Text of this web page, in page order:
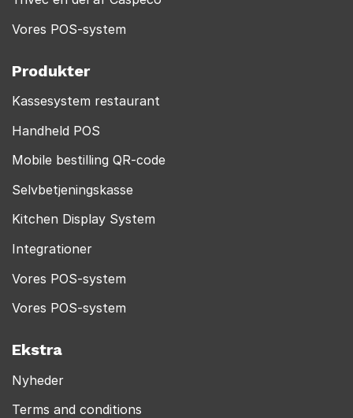
Vores POS-system
Produkter
Kassesystem restaurant
Handheld POS
Mobile bestilling QR-code
Selvbetjeningskasse
Kitchen Display System
Integrationer
Vores POS-system
Vores POS-system
Ekstra
Nyheder
Terms and conditions